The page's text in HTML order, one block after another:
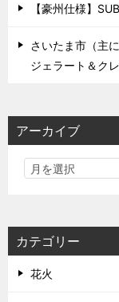
【豪州仕様】
さいたま市（主
ジェラート＆ク
アーカイブ
カテゴリー
花火